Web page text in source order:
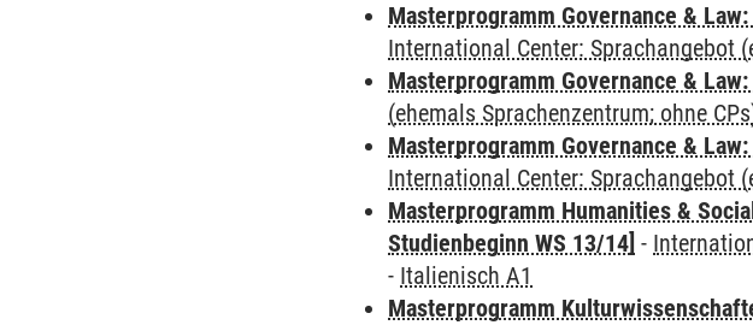
Masterprogramm Governance &
International Center: Sprachangebot
Masterprogramm Governance &
(ehemals Sprachenzentrum; ohne
Masterprogramm Governance &
International Center: Sprachangebot
Masterprogramm Humanities &
Studienbeginn WS 13/14] -
- Italienisch A1
Masterprogramm